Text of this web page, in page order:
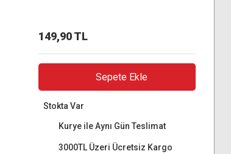
149,90 TL
Sepete Ekle
Stokta Var
Kurye ile Aynı Gün Teslimat
3000TL Üzeri Ücretsiz Kargo